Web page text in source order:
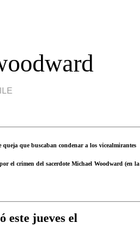
queja que buscaban condenar a los vicealmirantes
el crimen del sacerdote Michael Woodward (en la
este jueves el